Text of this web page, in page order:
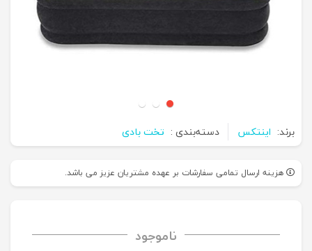
برند: اینتکس دسته‌بندی : تخت بادی
هزینه ارسال تمامی سفارشات بر عهده مشتریان عزیز می باشد.
ناموجود